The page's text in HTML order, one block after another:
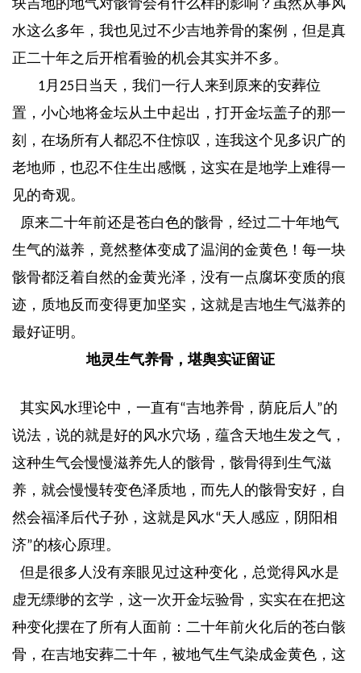
块吉地的地气对骸骨会有什么样的影响？虽然从事风
水这么多年，我也见过不少吉地养骨的案例，但是真
正二十年之后开棺看验的机会其实并不多。
1月 25 日当天，我们一行人来到原来的安葬位
置，小心地将金坛从土中起出，打开金坛盖子的那一
刻，在场所有人都忍不住惊叹，连我这个见多识广的
老地师，也忍不住生出感慨，这实在是地学上难得一
见的奇观。
原来二十年前还是苍白色的骸骨，经过二十年地气
生气的滋养，竟然整体变成了温润的金黄色！每一块
骸骨都泛着自然的金黄光泽，没有一点腐坏变质的痕
迹，质地反而变得更加坚实，这就是吉地生气滋养的
最好证明。
地灵生气养骨，堪舆实证留证
其实风水理论中，一直有“吉地养骨，荫庇后人 ”的
说法，说的就是好的风水穴场，蕴含天地生发之气，
这种生气会慢慢滋养先人的骸骨，骸骨得到生气滋
养，就会慢慢转变色泽质地，而先人的骸骨安好，自
然会福泽后代子孙，这就是风水“天人感应，阴阳相
济”的核心原理。
但是很多人没有亲眼见过这种变化，总觉得风水是
虚无缥缈的玄学，这一次开金坛验骨，实实在在把这
种变化摆在了所有人面前：二十年前火化后的苍白骸
骨，在吉地安葬二十年，被地气生气染成金黄色，这